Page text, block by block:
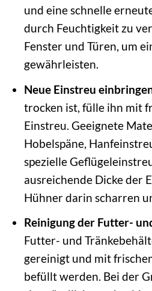
und eine schnelle
durch Feuchtigkeit zu
Fenster und Türen, um
gewährleisten.
Neue Einstreu
trocken ist, fülle ihn mit
Einstreu. Geeignete
Hobelspäne,
spezielle
ausreichende Dicke der
Hühner darin scharren
Reinigung der Futter-
Futter- und
gereinigt und mit
befüllt werden. Bei der